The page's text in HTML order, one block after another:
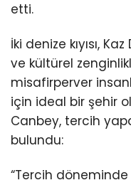
etti.
İki denize kıyısı,
ve kültürel
misafirperver
için ideal bir şehir
Canbey, tercih
bulundu:
“Tercih